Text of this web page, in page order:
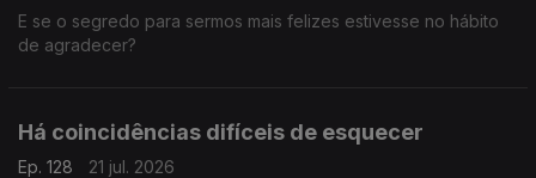
E se o segredo para sermos mais felizes estivesse no hábito
de agradecer?
Há coincidências difíceis de esquecer
Ep. 128
21 jul. 2026